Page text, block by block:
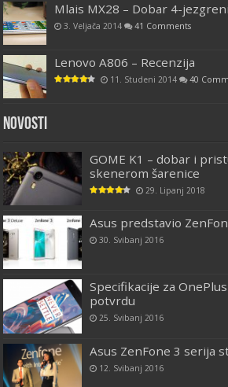
Mlais MX28 – Dobar 4-
3. Veljača 2014 41 Comments
Lenovo A806 – Recenzija
11. Studeni 2014 40
Novosti
GOME K1 – dobar i
skenerom šarenice
29. Lipanj 2018
Asus predstavio
30. Svibanj 2016
Specifikacije za
potvrdu
25. Svibanj 2016
Asus ZenFone 3 serija
12. Svibanj 2016